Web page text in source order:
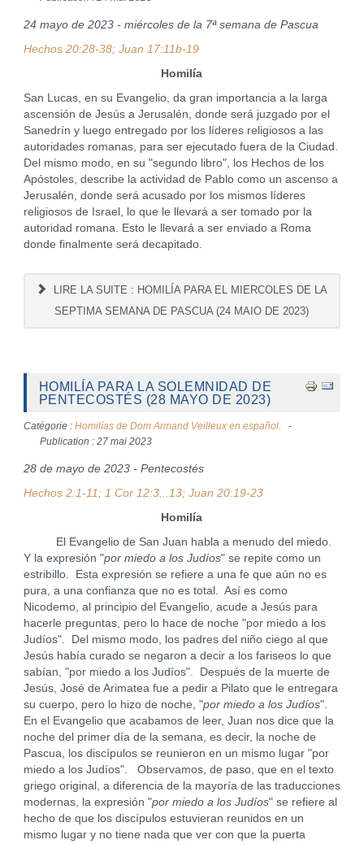
24 mayo de 2023 - miércoles de la 7ª semana de Pascua
Hechos 20:28-38; Juan 17:11b-19
Homilía
San Lucas, en su Evangelio, da gran importancia a la larga
ascensión de Jesús a Jerusalén, donde será juzgado por el
Sanedrín y luego entregado por los líderes religiosos a las
autoridades romanas, para ser ejecutado fuera de la Ciudad.
Del mismo modo, en su "segundo libro", los Hechos de los
Apóstoles, describe la actividad de Pablo como un ascenso a
Jerusalén, donde será acusado por los mismos líderes
religiosos de Israel, lo que le llevará a ser tomado por la
autoridad romana. Esto le llevará a ser enviado a Roma
donde finalmente será decapitado.
LIRE LA SUITE : HOMILÍA PARA EL MIERCOLES DE LA
SEPTIMA SEMANA DE PASCUA (24 MAIO DE 2023)
HOMILÍA PARA LA SOLEMNIDAD DE
PENTECOSTÉS (28 MAYO DE 2023)
Catégorie : Homilías de Dom Armand Veilleux en español.
Publication : 27 mai 2023
28 de mayo de 2023 - Pentecostés
Hechos 2:1-11; 1 Cor 12:3...13; Juan 20:19-23
Homilía
El Evangelio de San Juan habla a menudo del miedo.
Y la expresión "por miedo a los Judíos" se repite como un
estribillo. Esta expresión se refiere a una fe que aún no es
pura, a una confianza que no es total. Así es como
Nicodemo, al principio del Evangelio, acude a Jesús para
hacerle preguntas, pero lo hace de noche "por miedo a los
Judíos". Del mismo modo, los padres del niño ciego al que
Jesús había curado se negaron a decir a los fariseos lo que
sabían, "por miedo a los Judíos". Después de la muerte de
Jesús, José de Arimatea fue a pedir a Pilato que le entregara
su cuerpo, pero lo hizo de noche, "por miedo a los Judíos".
En el Evangelio que acabamos de leer, Juan nos dice que la
noche del primer día de la semana, es decir, la noche de
Pascua, los discípulos se reunieron en un mismo lugar "por
miedo a los Judíos". Observamos, de paso, que en el texto
griego original, a diferencia de la mayoría de las traducciones
modernas, la expresión "por miedo a los Judíos" se refiere al
hecho de que los discípulos estuvieran reunidos en un
mismo lugar y no tiene nada que ver con que la puerta